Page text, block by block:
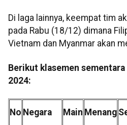
Di laga lainnya, keempat tim
pada Rabu (18/12) dimana
Vietnam dan Myanmar akan
Berikut klasemen sementara
2024:
No Negara Main Menang